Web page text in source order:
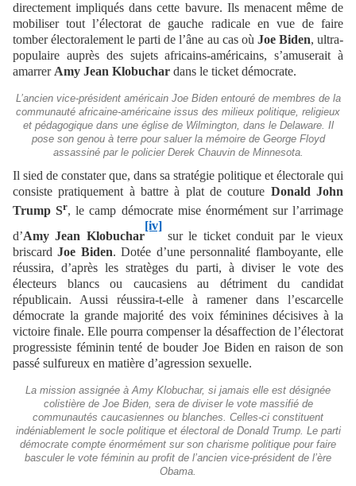
directement impliqués dans cette bavure. Ils menacent même de
mobiliser tout l’électorat de gauche radicale en vue de faire
tomber électoralement le parti de l’âne au cas où Joe Biden, ultra-
populaire auprès des sujets africains-américains, s’amuserait à
amarrer Amy Jean Klobuchar dans le ticket démocrate.
L’ancien vice-président américain Joe Biden entouré de membres de la
communauté africaine-américaine issus des milieux politique, religieux
et pédagogique dans une église de Wilmington, dans le Delaware. Il
pose son genou à terre pour saluer la mémoire de George Floyd
assassiné par le policier Derek Chauvin de Minnesota.
Il sied de constater que, dans sa stratégie politique et électorale qui
consiste pratiquement à battre à plat de couture Donald John
Trump Sr, le camp démocrate mise énormément sur l’arrimage
d’Amy Jean Klobuchar
[iv]
sur le ticket conduit par le vieux
briscardJoe Biden. Dotée d’une personnalité flamboyante, elle
réussira, d’après les stratèges du parti, à diviser le vote des
électeurs blancs ou caucasiens au détriment du candidat
républicain. Aussi réussira-t-elle à ramener dans l’escarcelle
démocrate la grande majorité des voix féminines décisives à la
victoire finale. Elle pourra compenser la désaffection de l’électorat
progressiste féminin tenté de bouder Joe Biden en raison de son
passé sulfureux en matière d’agression sexuelle.
La mission assignée à Amy Klobuchar, si jamais elle est désignée
colistière de Joe Biden, sera de diviser le vote massifié de
communautés caucasiennes ou blanches. Celles-ci constituent
indéniablement le socle politique et électoral de Donald Trump. Le parti
démocrate compte énormément sur son charisme politique pour faire
basculer le vote féminin au profit de l’ancien vice-président de l’ère
Obama.